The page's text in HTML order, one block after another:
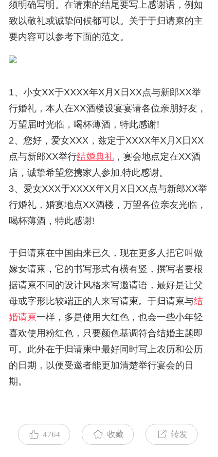
须明确写明。在请柬的结尾要写上感谢语，例如
致以敬礼或诚挚问候都可以。关于于归请柬的主
要内容可以参考下面的范文。
1、小女XX于XXXX年X月X日XX点与新郎XX举
行婚礼，本人在XX酒楼设宴宴请各位亲朋好友，
万望届时光临，喝杯薄酒，特此感谢!
2、您好，爱女XXX，兹定于XXXX年X月X日XX
点与新郎XX举行结婚典礼，宴会地点定在XX酒
店，诚挚希望您携家人参加,特此感谢。
3、爱女XXX于XXXX年X月X日XX点与新郎XX举
行婚礼，婚宴地点XX酒楼，万望各位亲友光临，
喝杯薄酒，特此感谢!
于归请柬在中国由来已久，现在更多人把它叫做
嫁女请柬，它的书写形式有横有竖，撰写者要根
据请柬不同的设计风格来写邀请语，最好是让父
母或字形比较端正的人来写请柬。于归请柬与结
婚请柬一样，多是使用大红色，也会一些小年轻
喜欢使用粉红色，只要颜色基调符合结婚主题即
可。此外在于归请柬中最好同时写上农历和公历
的日期，以便受邀者能更加清楚举行宴会的日
期。
4764 收藏 转发